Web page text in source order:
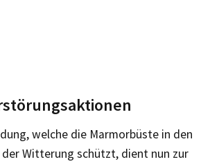
welche die Marmorbüste in den
Witterung schützt, dient nun zur